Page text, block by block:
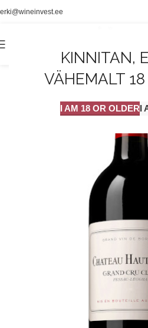
KINNITAN,
VÄHEMALT
I AM 18 OR OLDERI
erki@wineinvest.ee